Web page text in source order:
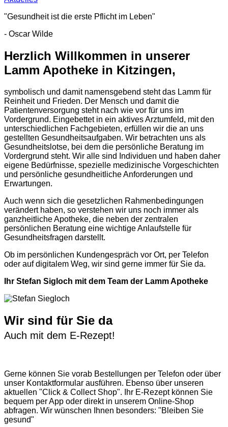
"Gesundheit ist die erste Pflicht im Leben"
- Oscar Wilde
Herzlich Willkommen in unserer
Lamm Apotheke in Kitzingen,
symbolisch und damit namensgebend steht das Lamm für
Reinheit und Frieden. Der Mensch und damit die
Patientenversorgung steht nach wie vor für uns im
Vordergrund. Eingebettet in ein aktives Arztumfeld, mit den
unterschiedlichen Fachgebieten, erfüllen wir die an uns
gestellten Gesundheitsaufgaben. Wir betrachten uns als
Gesundheitslotse, bei dem die persönliche Beratung im
Vordergrund steht. Wir alle sind Individuen und haben daher
eigene Bedürfnisse, spezielle medizinische Vorgeschichten
und persönliche gesundheitliche Anforderungen und
Erwartungen.
Auch wenn sich die gesetzlichen Rahmenbedingungen
verändert haben, so verstehen wir uns noch immer als
ganzheitliche Apotheke, die neben der zentralen
persönlichen Beratung eine wichtige Anlaufstelle für
Gesundheitsfragen darstellt.
Ob im persönlichen Kundengespräch vor Ort, per Telefon
oder auf digitalem Weg, wir sind gerne immer für Sie da.
Ihr Stefan Sigloch mit dem Team der Lamm Apotheke
Wir sind für Sie da
Auch mit dem E-Rezept!
Gerne können Sie vorab Bestellungen per Telefon oder über
unser Kontaktformular ausführen. Ebenso über unseren
aktuellen "Click & Collect Shop". Ihr E-Rezept können Sie
bequem per App oder direkt in unserem Online-Shop
abfragen. Wir wünschen Ihnen besonders: "Bleiben Sie
gesund"